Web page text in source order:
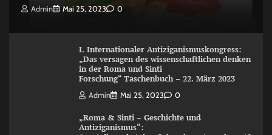
Admin Mai 25, 2023 0
I. Internationaler Antiziganismuskongress:
„Das versagen des wissenschaftlichen denken
in der Roma und Sinti
Forschung“ Taschenbuch – 22. März 2023
Admin Mai 25, 2023 0
„Roma & Sinti – Geschichte und
Antiziganismus“: